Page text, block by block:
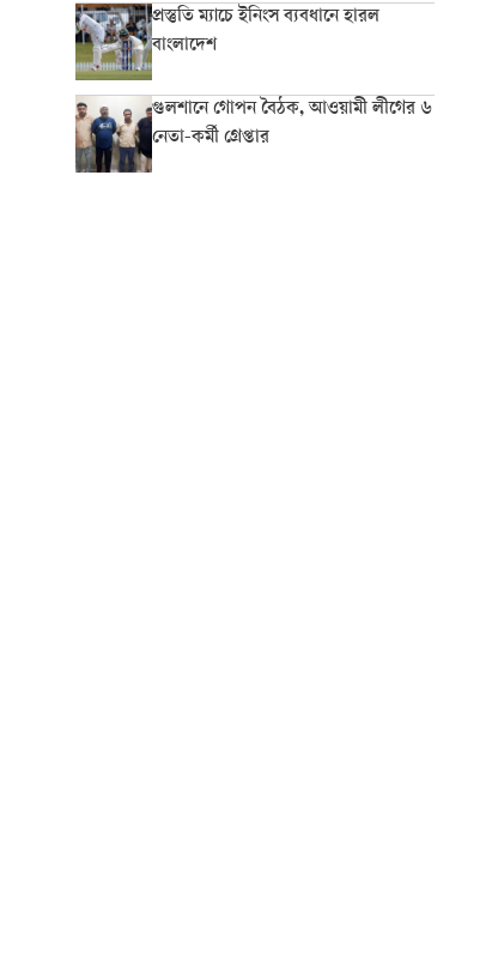
প্রস্তুতি ম্যাচে ইনিংস ব্যবধানে হারল
বাংলাদেশ
গুলশানে গোপন বৈঠক, আওয়ামী লীগের ৬
নেতা-কর্মী গ্রেপ্তার